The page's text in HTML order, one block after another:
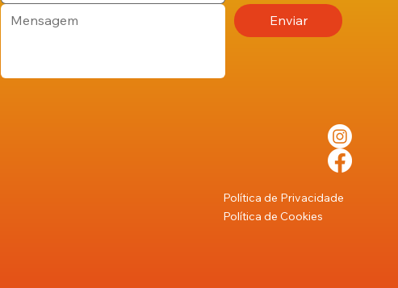
Enviar
Política de Privacidade
Política de Cookies